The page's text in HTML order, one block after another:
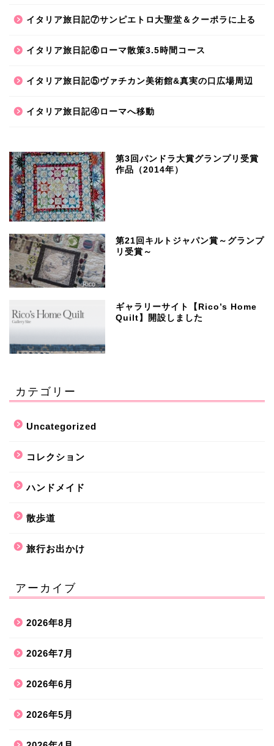
イタリア旅日記⑦サンピエトロ大聖堂＆クーポラに上る
イタリア旅日記⑥ローマ散策3.5時間コース
イタリア旅日記⑤ヴァチカン美術館&真実の口広場周辺
イタリア旅日記④ローマへ移動
第3回パンドラ大賞グランプリ受賞
作品（2014年）
第21回キルトジャパン賞～グランプ
リ受賞～
ギャラリーサイト【Rico’s Home
Quilt】開設しました
カテゴリー
Uncategorized
コレクション
ハンドメイド
散歩道
旅行お出かけ
アーカイブ
2026年8月
2026年7月
2026年6月
2026年5月